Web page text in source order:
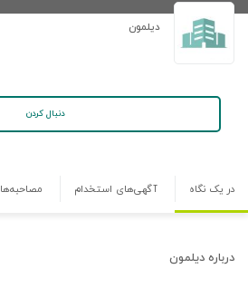
دیلمون
دنبال کردن
در یک نگاه آگهی‌های استخدام مصاحبه‌ها
درباره دیلمون